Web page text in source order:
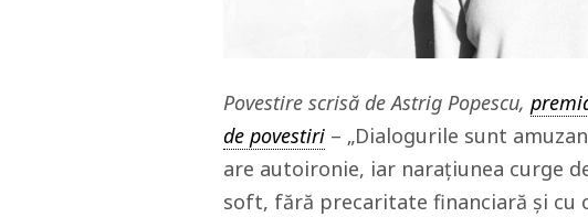
Povestire scrisă de Astrig Popescu,
de povestiri – „Dialogurile sunt
are autoironie, iar narațiunea curge
soft, fără precaritate financiară și cu